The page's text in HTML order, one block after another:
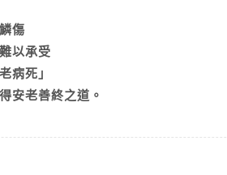
鱗傷
難以承受
老病死」
安老善終之道。